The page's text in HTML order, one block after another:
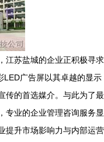
江苏盐城的企业正积极寻求
LED广告屏以其卓越的显示
传的首选媒介。与此为了最
专业的企业管理咨询服务显
提升市场影响力与内部运营